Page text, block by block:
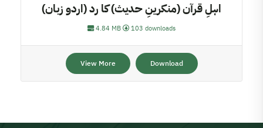
اہلِ قرآن (منکرینِ حدیث) کا رد (اردو زبان)
4.84 MB 103 downloads
View More Download